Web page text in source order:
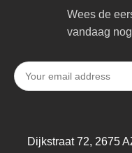
Wees de
vandaag
Dijkstraat 72, 2675